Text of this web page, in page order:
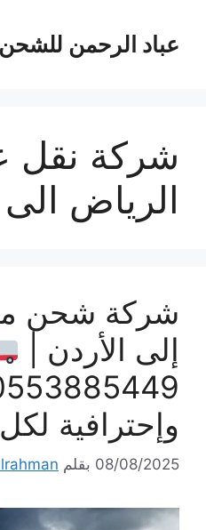
المحتوىعباد الرحمن
شركة
الرياض الى
شركة شحن
إلى الأردن |
وإحترافية
08/08/2025 بقلم